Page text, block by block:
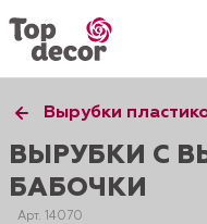
Вырубки
ВЫРУБКИ С
БАБОЧКИ
Арт. 14070